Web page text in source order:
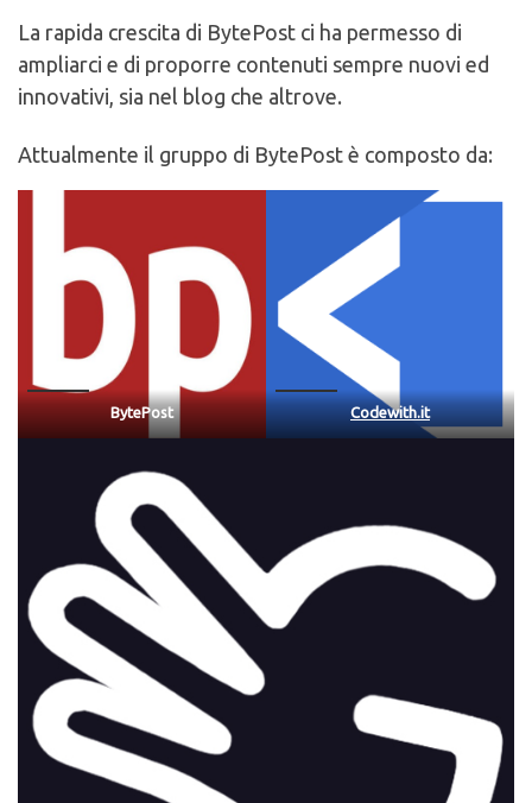
La rapida crescita di BytePost ci ha permesso di
ampliarci e di proporre contenuti sempre nuovi ed
innovativi, sia nel blog che altrove.
Attualmente il gruppo di BytePost è composto da:
BytePost Codewith.it